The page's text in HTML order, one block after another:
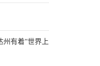
州有着“世界上